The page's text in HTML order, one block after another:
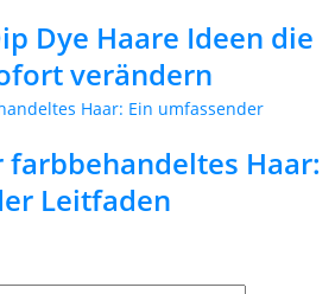
Dye Haare Ideen die
verändern
farbbehandeltes Haar:
Leitfaden